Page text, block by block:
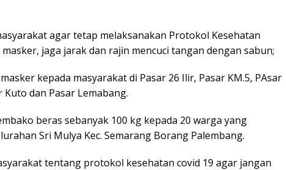
agar tetap melaksanakan Protokol Kesehatan
jaga jarak dan rajin mencuci tangan dengan sabun;
kepada masyarakat di Pasar 26 Ilir, Pasar KM.5, PAsar
Kuto dan Pasar Lemabang.
beras sebanyak 100 kg kepada 20 warga yang
Sri Mulya Kec. Semarang Borang Palembang.
tentang protokol kesehatan covid 19 agar jangan